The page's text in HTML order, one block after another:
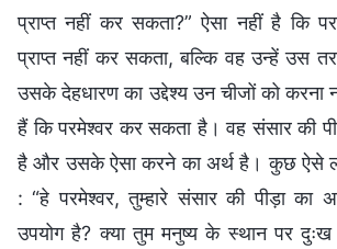
प्राप्त नहीं कर सकता?” ऐसा नहीं है कि
प्राप्त नहीं कर सकता, बल्कि वह उन्हें उस
उसके देहधारण का उद्देश्य उन चीजों को करना
हैं कि परमेश्वर कर सकता है। वह संसार की
है और उसके ऐसा करने का अर्थ है। कुछ ऐसे
: “हे परमेश्वर, तुम्हारे संसार की पीड़ा का
उपयोग है? क्या तुम मनुष्य के स्थान पर